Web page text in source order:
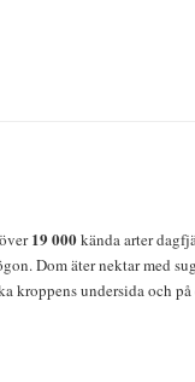
19 000kända arter
Dom äter nektar med
kroppens undersida och